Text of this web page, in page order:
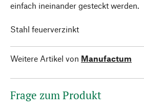
einfach ineinander gesteckt werden.
Stahl feuerverzinkt
Weitere Artikel von Manufactum
Frage zum Produkt